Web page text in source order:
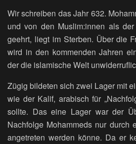
Wir schreiben das Jahr 632.
und von den Muslim:innen als
geehrt, liegt im Sterben. Über die
wird in den kommenden Jahren
der die islamische Welt
Zügig bildeten sich zwei Lager mit
wie der Kalif, arabisch für
sollte. Das eine Lager war der
Nachfolge Mohammeds nur durch
angetreten werden könne. Da er